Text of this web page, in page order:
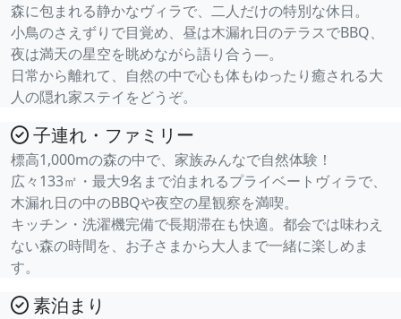
森に包まれる静かなヴィラで、二人だけの特別な休日。
小鳥のさえずりで目覚め、昼は木漏れ日のテラスでBBQ、
夜は満天の星空を眺めながら語り合う―。
日常から離れて、自然の中で心も体もゆったり癒される大
人の隠れ家ステイをどうぞ。
子連れ・ファミリー
標高1,000mの森の中で、家族みんなで自然体験！
広々133㎡・最大9名まで泊まれるプライベートヴィラで、
木漏れ日の中のBBQや夜空の星観察を満喫。
キッチン・洗濯機完備で長期滞在も快適。都会では味わえ
ない森の時間を、お子さまから大人まで一緒に楽しめま
す。
素泊まり